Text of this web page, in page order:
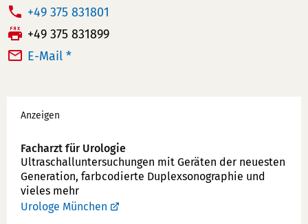
T
e
l
n
u
m
m
e
+49 375 831801
F
a
+49 375 831899
E-Mail *
Werbung
Anzeigen
Facharzt für Urologie
Ultraschallunter­suchungen mit Geräten der neuesten
Generation, farbcodierte Duplex­sonographie und
vieles mehr
Urologe München